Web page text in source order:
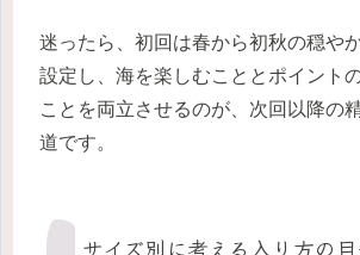
迷ったら、初回は春から初秋の穏や
設定し、海を楽しむこととポイント
ことを両立させるのが、次回以降の
道です。
サイズ別に考える入り方の